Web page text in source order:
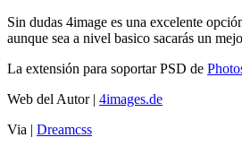
Sin dudas 4image es una excelente
aunque sea a nivel basico sacarás un
La extensión para soportar PSD de
Web del Autor | 4images.de
Via | Dreamcss